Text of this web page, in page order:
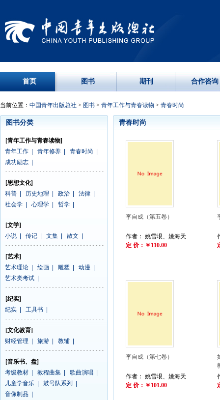
首页 图书 期刊 合作咨询
当前位置： 中国青年出版总社 > 图书 > 青年工作与青春读物 > 青春时尚
图书分类
[青年工作与青春读物]
青年工作
青年修养 青春时尚
成功励志
[思想文化]
科普
历史地理 政治 法律
社会学
心理学 哲学
[文学]
小说
传记 文集 散文
[艺术]
艺术理论
绘画 雕塑 动漫
艺术类考试
[纪实]
纪实
工具书
[文化教育]
财经管理
旅游 教辅
[音乐书、盘]
考级教材
教程曲集 歌曲演唱
儿童学音乐
鼓号队系列
音像制品
青春时尚
李自成（第五卷）
作者： 姚雪垠、姚海天
定 价：￥110.00
李自成（第七卷）
作者： 姚雪垠、姚海天
定 价：￥101.00